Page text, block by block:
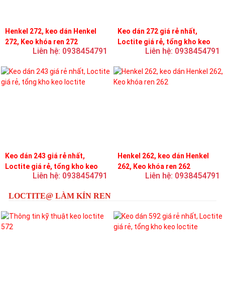
Henkel 272, keo dán Henkel
272, Keo khóa ren 272
Liên hệ: 0938454791
Keo dán 272 giá rẻ nhất,
Loctite giá rẻ, tổng kho keo
Liên hệ: 0938454791
Keo dán 243 giá rẻ nhất,
Loctite giá rẻ, tổng kho keo
Liên hệ: 0938454791
Henkel 262, keo dán Henkel
262, Keo khóa ren 262
Liên hệ: 0938454791
LOCTITE@ LÀM KÍN REN